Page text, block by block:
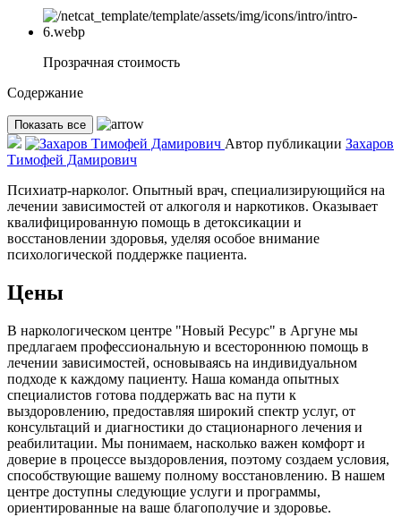
Прозрачная стоимость
Содержание
Показать все
Автор публикации Захаров
Тимофей Дамирович
Психиатр-нарколог. Опытный врач, специализирующийся на
лечении зависимостей от алкоголя и наркотиков. Оказывает
квалифицированную помощь в детоксикации и
восстановлении здоровья, уделяя особое внимание
психологической поддержке пациента.
Цены
В наркологическом центре "Новый Ресурс" в Аргуне мы
предлагаем профессиональную и всестороннюю помощь в
лечении зависимостей, основываясь на индивидуальном
подходе к каждому пациенту. Наша команда опытных
специалистов готова поддержать вас на пути к
выздоровлению, предоставляя широкий спектр услуг, от
консультаций и диагностики до стационарного лечения и
реабилитации. Мы понимаем, насколько важен комфорт и
доверие в процессе выздоровления, поэтому создаем условия,
способствующие вашему полному восстановлению. В нашем
центре доступны следующие услуги и программы,
ориентированные на ваше благополучие и здоровье.